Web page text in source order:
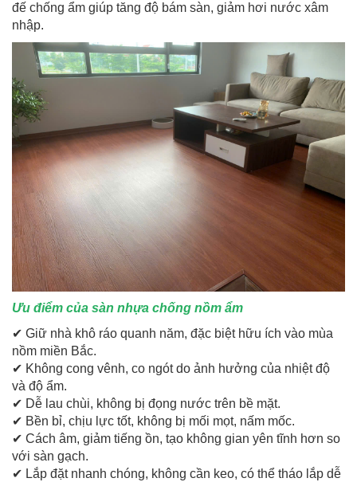
đế chống ẩm giúp tăng độ bám sàn, giảm hơi nước xâm
nhập.
Ưu điểm của sàn nhựa chống nồm ẩm
✔ Giữ nhà khô ráo quanh năm, đặc biệt hữu ích vào mùa
nồm miền Bắc.
✔ Không cong vênh, co ngót do ảnh hưởng của nhiệt độ
và độ ẩm.
✔ Dễ lau chùi, không bị đọng nước trên bề mặt.
✔ Bền bỉ, chịu lực tốt, không bị mối mọt, nấm mốc.
✔ Cách âm, giảm tiếng ồn, tạo không gian yên tĩnh hơn so
với sàn gạch.
✔ Lắp đặt nhanh chóng, không cần keo, có thể tháo lắp dễ